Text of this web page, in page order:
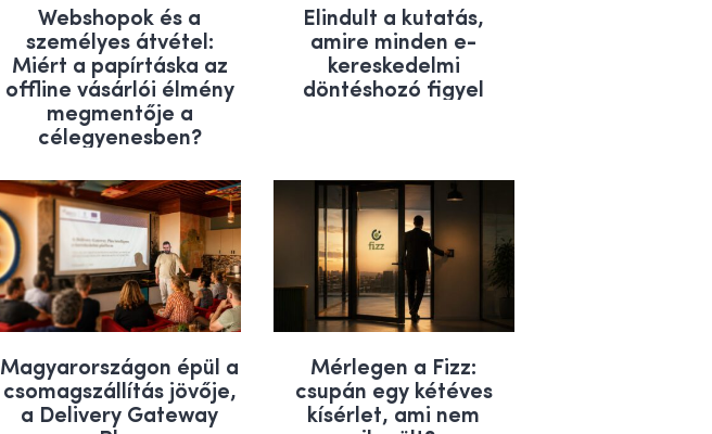
Webshopok és a
személyes átvétel:
Miért a papírtáska az
offline vásárlói élmény
megmentője a
célegyenesben?
Elindult a kutatás,
amire minden e-
kereskedelmi
döntéshozó figyel
Magyarországon épül a
csomagszállítás jövője,
a Delivery Gateway
Mérlegen a Fizz:
csupán egy kétéves
kísérlet, ami nem